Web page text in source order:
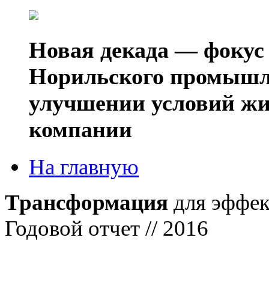
Новая декада — фокус
Норильского
улучшении условий
компании
На главную
Трансформация для
Годовой отчет // 2016